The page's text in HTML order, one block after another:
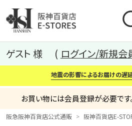
ゲスト 様 ログイン/新規会
地震の影響によるお届けの遅
お買い物には会員登録が必要です
阪急阪神百貨店公式通販 阪神百貨店E-